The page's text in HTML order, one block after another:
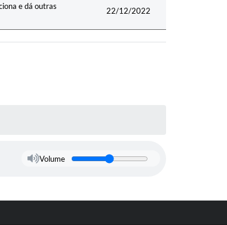
e dá outras
22/12/2022
Volume